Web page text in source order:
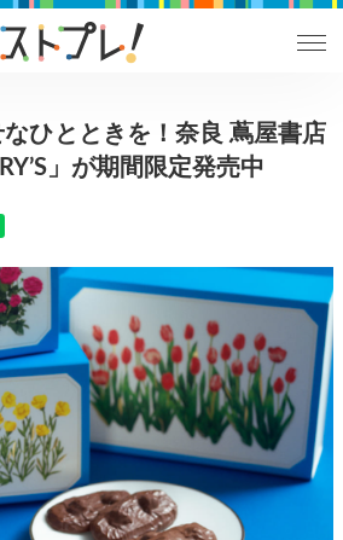
ひとときを！奈良 蔦屋書店
」が期間限定発売中